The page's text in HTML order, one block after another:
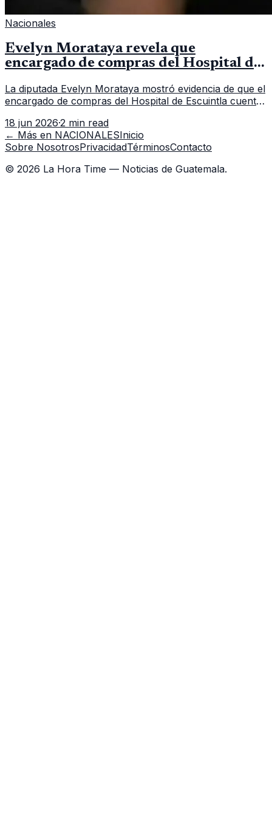
Nacionales
Evelyn Morataya revela que
encargado de compras del Hospital de
La diputada Evelyn Morataya mostró evidencia de que el
encargado de compras del Hospital de Escuintla cuenta
capacitación en la capital.
18 jun 2026·2 min read
← Más en NACIONALESInicio
Sobre NosotrosPrivacidadTérminosContacto
© 2026 La Hora Time — Noticias de Guatemala.